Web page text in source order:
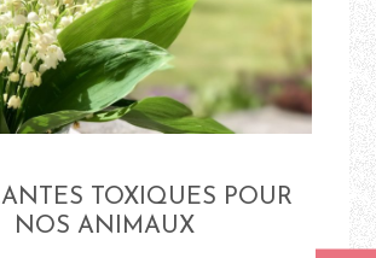
TOXIQUES POUR
NOS ANIMAUX